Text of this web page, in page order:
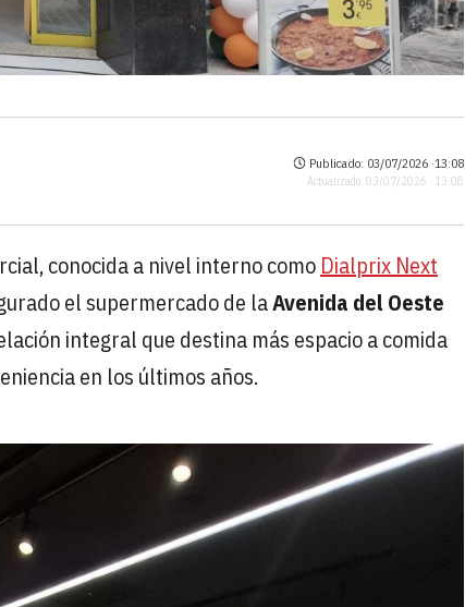
Publicado: 03/07/2026 ·13:08
Actualizado: 03/07/2026 · 13:08
conocida a nivel interno como Dialprix Next
el supermercado de laAvenida del Oeste
integral que destina más espacio a comida
en los últimos años.